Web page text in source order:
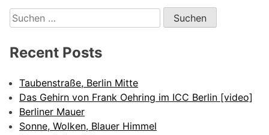
Suchen
nach:
Recent Posts
Taubenstraße, Berlin Mitte
Das Gehirn von Frank Oehring im ICC Berlin [video]
Berliner Mauer
Sonne, Wolken, Blauer Himmel